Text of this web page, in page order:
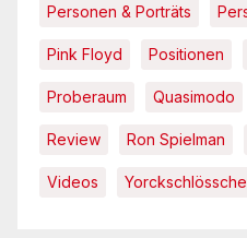
Personen & Porträts
Pink Floyd Positionen
Proberaum Quasimodo
Review Ron Spielman
Videos